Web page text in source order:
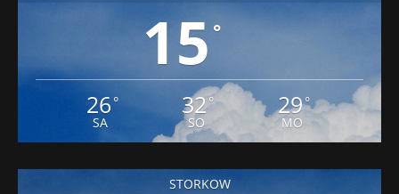
15 °
26 °
SA
32°
SO
29°
MO
STORKOW